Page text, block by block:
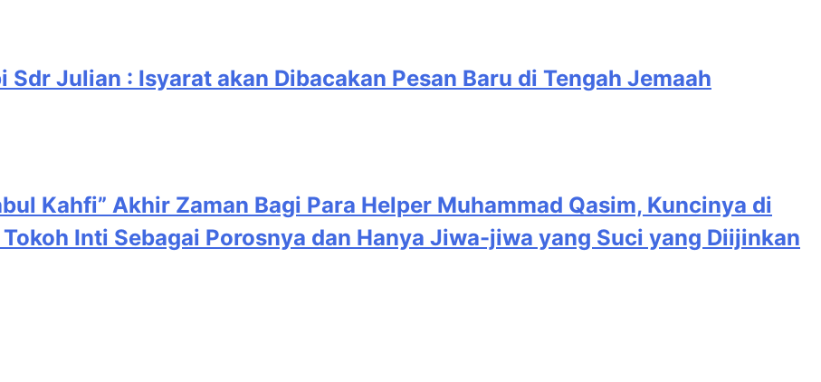
Julian : Isyarat akan Dibacakan Pesan Baru di Tengah Jemaah
Inti Sebagai Porosnya dan Hanya Jiwa-jiwa yang Suci yang Diijinkan